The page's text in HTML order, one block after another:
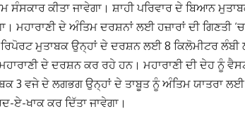
ਸੰਸਕਾਰ ਕੀਤਾ ਜਾਵੇਗਾ। ਸ਼ਾਹੀ ਪਰਿਵਾਰ ਦੇ ਬਿਆਨ
ਮਹਾਰਾਣੀ ਦੇ ਅੰਤਿਮ ਦਰਸ਼ਨਾਂ ਲਈ ਹਜ਼ਾਰਾਂ ਦੀ ਗਿਣਤੀ
ਮੁਤਾਬਕ ਉਨ੍ਹਾਂ ਦੇ ਦਰਸ਼ਨ ਲਈ 8 ਕਿਲੋਮੀਟਰ
ਦੇ ਦਰਸ਼ਨ ਕਰ ਰਹੇ ਹਨ। ਮਹਾਰਾਣੀ ਦੀ ਦੇਹ ਨੂੰ
3 ਵਜੇ ਦੇ ਲਗਭਗ ਉਨ੍ਹਾਂ ਦੇ ਤਾਬੂਤ ਨੂੰ ਅੰਤਿਮ ਯਾਤਰਾ
ਏ-ਖਾਕ ਕਰ ਦਿੱਤਾ ਜਾਵੇਗਾ।